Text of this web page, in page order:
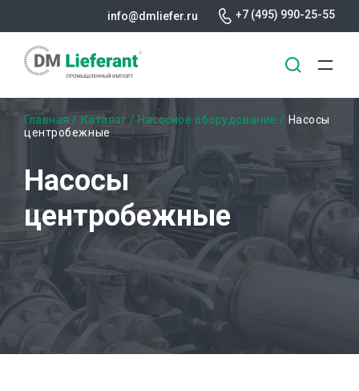
Перейти
содержанию
info@dmliefer.ru +7 (495) 990-25-55
Строка
навигации
Главная Каталог Насосное оборудование
Насосы
центробежные
Насосы
центробежные